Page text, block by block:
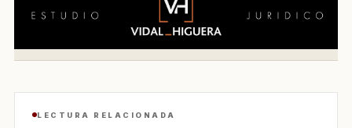
LECTURA RELACIONADA